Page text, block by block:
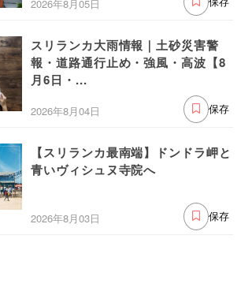
2026年8月05日
スリランカ大雨情報｜土砂災害警
報・道路通行止め・強風・高波【8
月6日・...
2026年8月04日 保存
【スリランカ最南端】ドンドラ岬と
青いヴィシュヌ寺院へ
2026年8月03日 保存